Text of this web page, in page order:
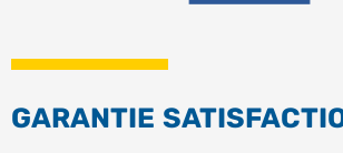
GARANTIE